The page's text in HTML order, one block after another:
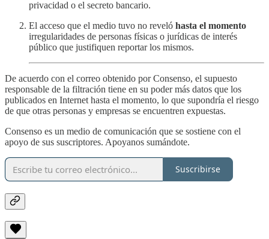
privacidad o el secreto bancario.
El acceso que el medio tuvo no reveló hasta el momento
irregularidades de personas físicas o jurídicas de interés
público que justifiquen reportar los mismos.
De acuerdo con el correo obtenido por Consenso, el supuesto
responsable de la filtración tiene en su poder más datos que los
publicados en Internet hasta el momento, lo que supondría el riesgo
de que otras personas y empresas se encuentren expuestas.
Consenso es un medio de comunicación que se sostiene con el
apoyo de sus suscriptores. Apoyanos sumándote.
Suscribirse